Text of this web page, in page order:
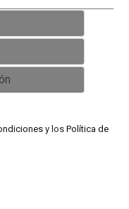
y los Política de